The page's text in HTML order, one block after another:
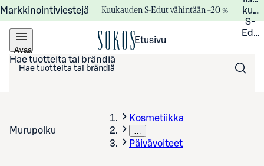
Markkinointiviestejä Kuukauden S-Edut vähintään –20 %
S-
Avaa
valikko
Etusivu
Hae tuotteita tai brändiä
Murupolku
Kosmetiikka
…
Päivävoiteet